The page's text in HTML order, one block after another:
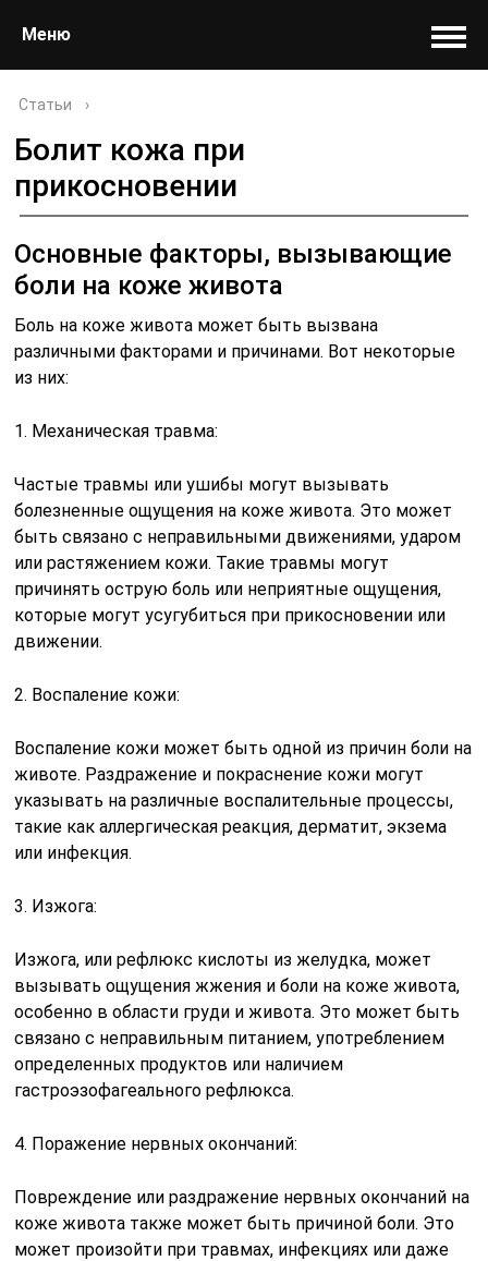
Меню
Статьи ›
Болит кожа при
прикосновении
Основные факторы, вызывающие
боли на коже живота
Боль на коже живота может быть вызвана
различными факторами и причинами. Вот некоторые
из них:
1. Механическая травма:
Частые травмы или ушибы могут вызывать
болезненные ощущения на коже живота. Это может
быть связано с неправильными движениями, ударом
или растяжением кожи. Такие травмы могут
причинять острую боль или неприятные ощущения,
которые могут усугубиться при прикосновении или
движении.
2. Воспаление кожи:
Воспаление кожи может быть одной из причин боли на
животе. Раздражение и покраснение кожи могут
указывать на различные воспалительные процессы,
такие как аллергическая реакция, дерматит, экзема
или инфекция.
3. Изжога:
Изжога, или рефлюкс кислоты из желудка, может
вызывать ощущения жжения и боли на коже живота,
особенно в области груди и живота. Это может быть
связано с неправильным питанием, употреблением
определенных продуктов или наличием
гастроэзофагеального рефлюкса.
4. Поражение нервных окончаний:
Повреждение или раздражение нервных окончаний на
коже живота также может быть причиной боли. Это
может произойти при травмах, инфекциях или даже